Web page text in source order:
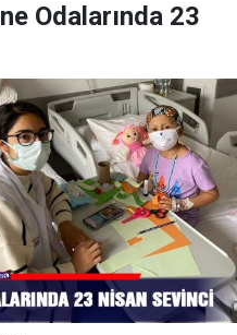
Odalarında 23